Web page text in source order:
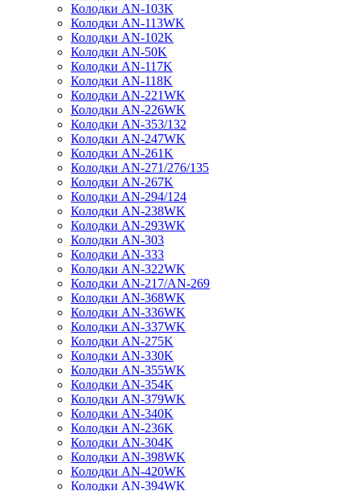
Колодки AN-103K
Колодки AN-113WK
Колодки AN-102K
Колодки AN-50K
Колодки AN-117K
Колодки AN-118K
Колодки AN-221WK
Колодки AN-226WK
Колодки AN-353/132
Колодки AN-247WK
Колодки AN-261K
Колодки AN-271/276/135
Колодки AN-267K
Колодки AN-294/124
Колодки AN-238WK
Колодки AN-293WK
Колодки AN-303
Колодки AN-333
Колодки AN-322WK
Колодки AN-217/AN-269
Колодки AN-368WK
Колодки AN-336WK
Колодки AN-337WK
Колодки AN-275K
Колодки AN-330K
Колодки AN-355WK
Колодки AN-354K
Колодки AN-379WK
Колодки AN-340K
Колодки AN-236K
Колодки AN-304K
Колодки AN-398WK
Колодки AN-420WK
Колодки AN-394WK